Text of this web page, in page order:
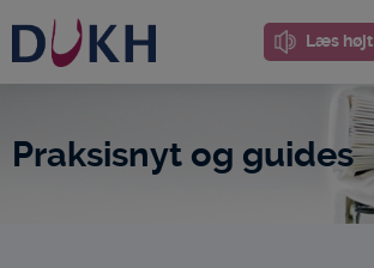
Læs højt
dette
site
Praksisnyt og guides